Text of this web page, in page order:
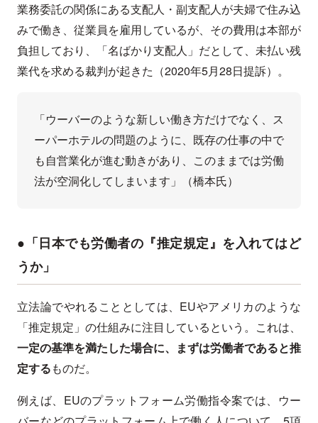
業務委託の関係にある支配人・副支配人が夫婦で住み込
みで働き、従業員を雇用しているが、その費用は本部が
負担しており、「名ばかり支配人」だとして、未払い残
業代を求める裁判が起きた（2020年5月28日提訴）。
「ウーバーのような新しい働き方だけでなく、ス
ーパーホテルの問題のように、既存の仕事の中で
も自営業化が進む動きがあり、このままでは労働
法が空洞化してしまいます」（橋本氏）
●「日本でも労働者の『推定規定』を入れてはど
うか」
立法論でやれることとしては、EUやアメリカのような
「推定規定」の仕組みに注目しているという。これは、
一定の基準を満たした場合に、まずは労働者であると推
定するものだ。
例えば、EUのプラットフォーム労働指令案では、ウー